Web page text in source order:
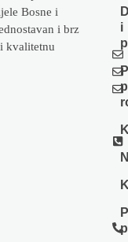
Bosne i
i brz
kvalitetnu
i